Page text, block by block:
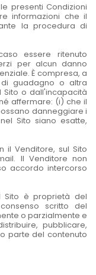
presenti Condizioni
informazioni che il
la procedura di
essere ritenuto
per alcun danno
È compresa, a
di guadagno o altra
Sito o dall'incapacità
affermare: (i) che il
danneggiare i
Sito siano esatte,
il Venditore, sul Sito
Il Venditore non
accordo intercorso
Sito è proprietà del
scritto del
o parzialmente e
pubblicare,
parte del contenuto